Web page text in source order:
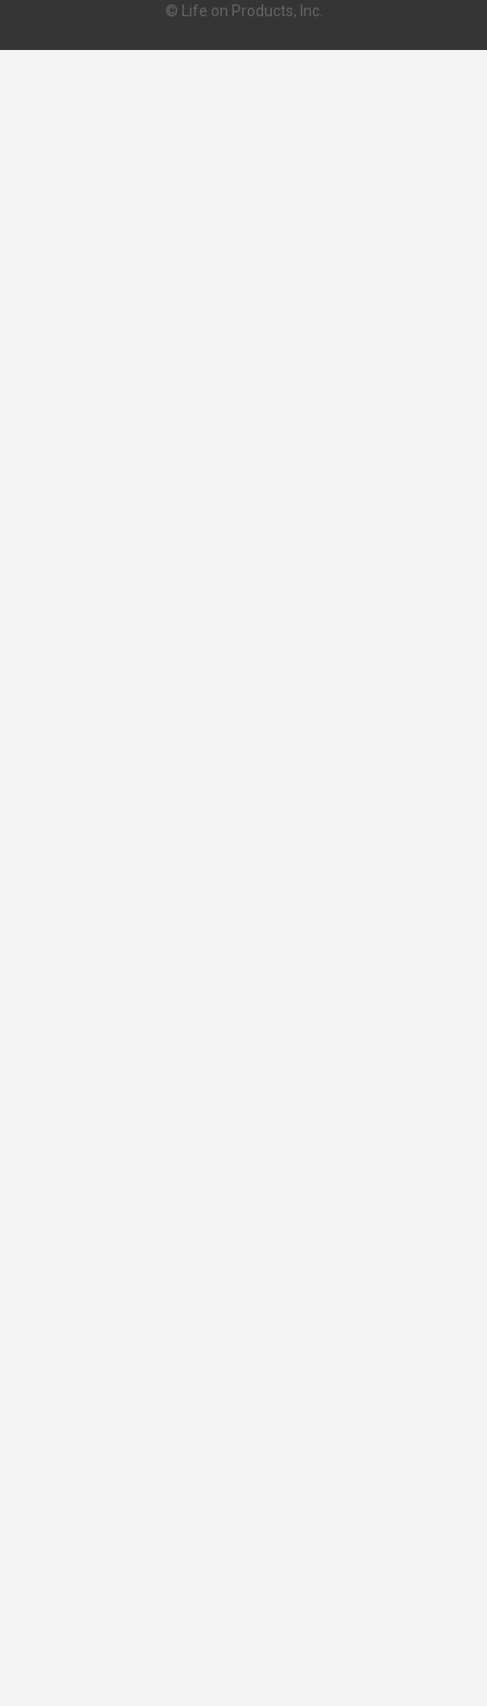
© Life on Products, Inc.